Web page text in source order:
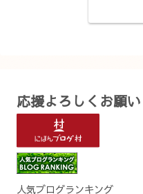
応援よろしくお願い
人気ブログランキング